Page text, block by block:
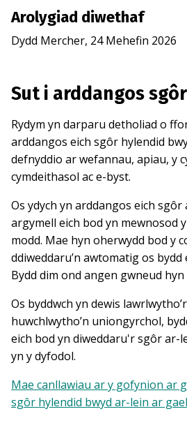
Arolygiad diwethaf
Dydd Mercher, 24 Mehefin 2026
Sut i arddangos
Rydym yn darparu detholiad o
arddangos eich sgôr hylendid
defnyddio ar wefannau, apiau, y
cymdeithasol ac e-byst.
Os ydych yn arddangos eich
argymell eich bod yn mewnosod
modd. Mae hyn oherwydd bod y
ddiweddaru’n awtomatig os bydd
Bydd dim ond angen gwneud
Os byddwch yn dewis
huwchlwytho’n uniongyrchol,
eich bod yn diweddaru'r sgôr ar-
yn y dyfodol.
Mae canllawiau ar y gofynion ar
sgôr hylendid bwyd ar-lein ar